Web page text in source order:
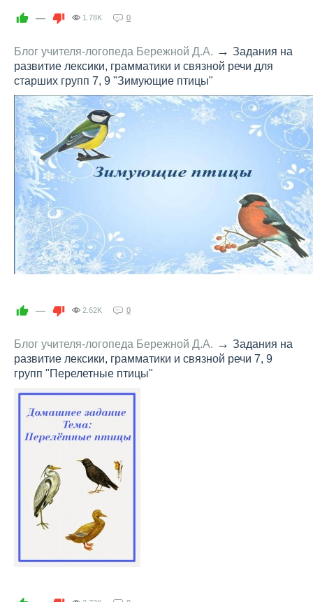
— 1.78K 0
Блог учителя-логопеда Бережной Д.А. → Задания на
развитие лексики, грамматики и связной речи для
старших групп 7, 9 "Зимующие птицы"
— 2.62K 0
Блог учителя-логопеда Бережной Д.А. → Задания на
развитие лексики, грамматики и связной речи 7, 9
групп "Перелетные птицы"